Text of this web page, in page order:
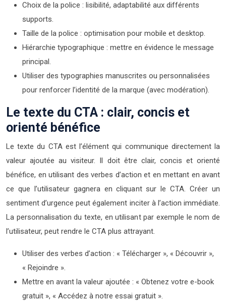
Choix de la police : lisibilité, adaptabilité aux différents
supports.
Taille de la police : optimisation pour mobile et desktop.
Hiérarchie typographique : mettre en évidence le message
principal.
Utiliser des typographies manuscrites ou personnalisées
pour renforcer l’identité de la marque (avec modération).
Le texte du CTA : clair, concis et
orienté bénéfice
Le texte du CTA est l’élément qui communique directement la
valeur ajoutée au visiteur. Il doit être clair, concis et orienté
bénéfice, en utilisant des verbes d’action et en mettant en avant
ce que l’utilisateur gagnera en cliquant sur le CTA. Créer un
sentiment d’urgence peut également inciter à l’action immédiate.
La personnalisation du texte, en utilisant par exemple le nom de
l’utilisateur, peut rendre le CTA plus attrayant.
Utiliser des verbes d’action : « Télécharger », « Découvrir »,
« Rejoindre ».
Mettre en avant la valeur ajoutée : « Obtenez votre e-book
gratuit », « Accédez à notre essai gratuit ».